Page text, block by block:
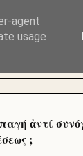
ἀντί
;
agent
usage